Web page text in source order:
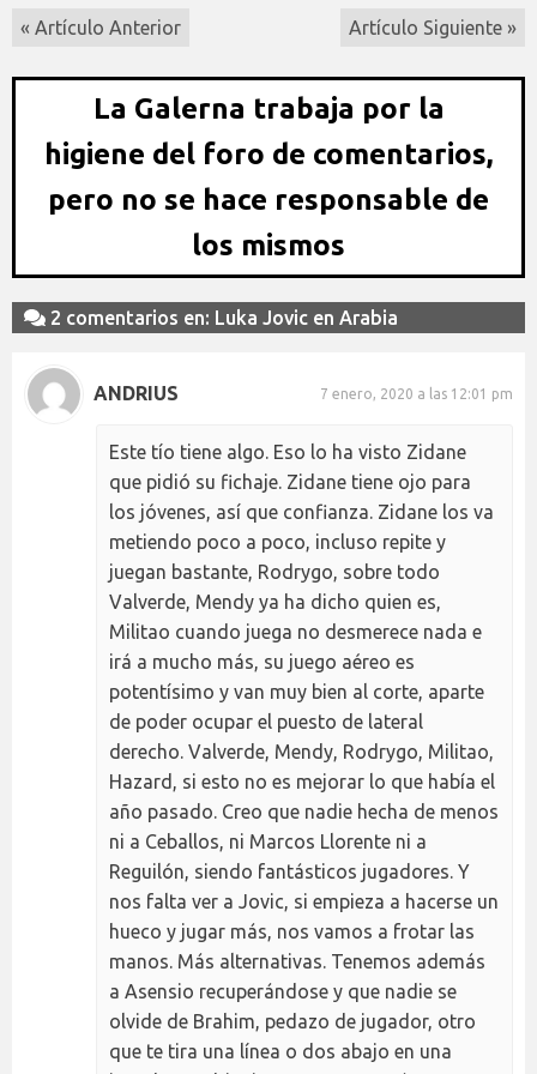
« Artículo Anterior Artículo Siguiente »
La Galerna trabaja por la
higiene del foro de comentarios,
pero no se hace responsable de
los mismos
2 comentarios en: Luka Jovic en Arabia
ANDRIUS 7 enero, 2020 a las 12:01 pm
Este tío tiene algo. Eso lo ha visto Zidane
que pidió su fichaje. Zidane tiene ojo para
los jóvenes, así que confianza. Zidane los va
metiendo poco a poco, incluso repite y
juegan bastante, Rodrygo, sobre todo
Valverde, Mendy ya ha dicho quien es,
Militao cuando juega no desmerece nada e
irá a mucho más, su juego aéreo es
potentísimo y van muy bien al corte, aparte
de poder ocupar el puesto de lateral
derecho. Valverde, Mendy, Rodrygo, Militao,
Hazard, si esto no es mejorar lo que había el
año pasado. Creo que nadie hecha de menos
ni a Ceballos, ni Marcos Llorente ni a
Reguilón, siendo fantásticos jugadores. Y
nos falta ver a Jovic, si empieza a hacerse un
hueco y jugar más, nos vamos a frotar las
manos. Más alternativas. Tenemos además
a Asensio recuperándose y que nadie se
olvide de Brahim, pedazo de jugador, otro
que te tira una línea o dos abajo en una